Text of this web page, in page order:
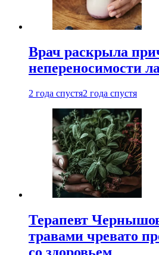
Врач раскрыла
непереносимости
2 года спустя2 года спустя
Терапевт
травами чревато
со здоровьем